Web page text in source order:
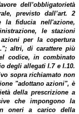
dell’obbligatorietà
previsto dall’art. 2
la fiducia nell'azione,
le stazioni
per la copertura
altri, di carattere più
codice, in combinato
degli allegati I.7 e I.10.
sopra richiamato non
"adottano azioni", è
della prescrizione a
che impongono la
oneri a carico della